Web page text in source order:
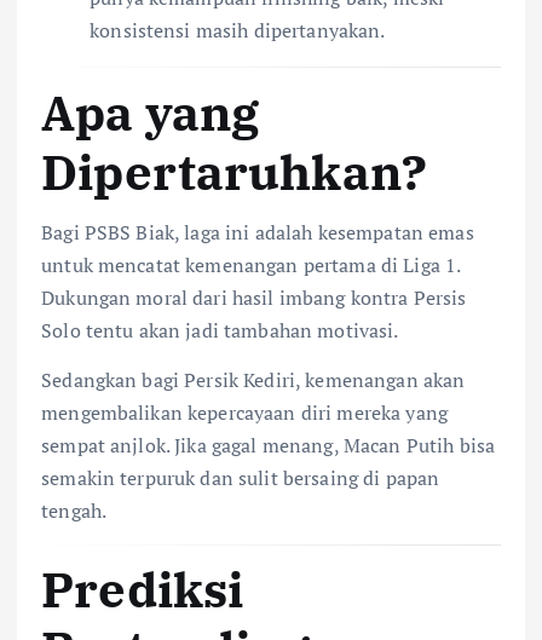
konsistensi masih dipertanyakan.
Apa yang
Dipertaruhkan?
Bagi PSBS Biak, laga ini adalah kesempatan emas
untuk mencatat kemenangan pertama di Liga 1.
Dukungan moral dari hasil imbang kontra Persis
Solo tentu akan jadi tambahan motivasi.
Sedangkan bagi Persik Kediri, kemenangan akan
mengembalikan kepercayaan diri mereka yang
sempat anjlok. Jika gagal menang, Macan Putih bisa
semakin terpuruk dan sulit bersaing di papan
tengah.
Prediksi